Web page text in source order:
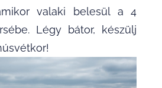
valaki belesül a 4
Légy bátor, készülj